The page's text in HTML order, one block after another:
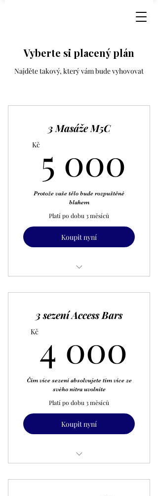
Vyberte si placený plán
Najděte takový, který vám bude vyhovovat
3 Masáže M5C
Kč 5 000
Protože vaše tělo bude rozpuštěné
blahem
Platí po dobu 3 měsíců
Koupit nyní
3 sezení Access Bars
Kč4 000
Čím více sezení absolvujete tím více ze
svého nitra uvolníte
Platí po dobu 3 měsíců
Koupit nyní